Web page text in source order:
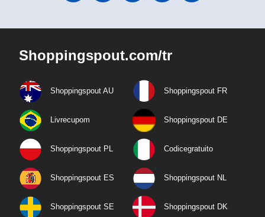
Shoppingspout.com/tr
Shoppingspout AU Shoppingspout FR
Livrecupom Shoppingspout DE
Shoppingspout PL Codicegratuito
Shoppingspout ES Shoppingspout NL
Shoppingspout SE Shoppingspout DK